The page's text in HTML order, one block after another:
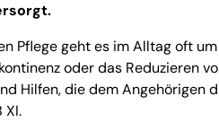
Pflege geht es im Alltag oft
oder das Reduzieren
Hilfen, die dem Angehörigen
XI.